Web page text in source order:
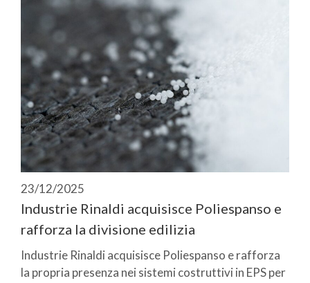
23/12/2025
Industrie Rinaldi acquisisce Poliespanso e
rafforza la divisione edilizia
Industrie Rinaldi acquisisce Poliespanso e rafforza
la propria presenza nei sistemi costruttivi in EPS per